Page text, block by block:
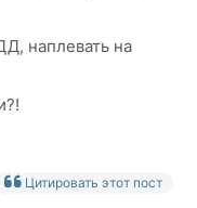
наплевать на
Цитировать этот пост